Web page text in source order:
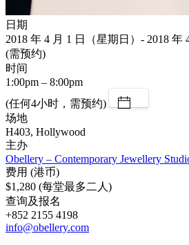
日期
2018 年 4 月 1 日（星期日）- 2018 年
(需预约)
时间
1:00pm – 8:00pm
(任何4小时，需预约)
场地
H403, Hollywood
主办
Obellery – Contemporary Jewellery
费用 (港币)
$1,280 (每堂最多二人)
查询及报名
+852 2155 4198
info@obellery.com